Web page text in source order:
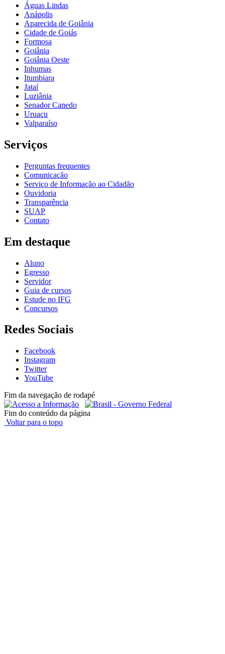
Águas Lindas
Anápolis
Aparecida de Goiânia
Cidade de Goiás
Formosa
Goiânia
Goiânia Oeste
Inhumas
Itumbiara
Jataí
Luziânia
Senador Canedo
Uruaçu
Valparaíso
Serviços
Perguntas frequentes
Comunicação
Serviço de Informação ao Cidadão
Ouvidoria
Transparência
SUAP
Contato
Em destaque
Aluno
Egresso
Servidor
Guia de cursos
Estude no IFG
Concursos
Redes Sociais
Facebook
Instagram
Twitter
YouTube
Fim da navegação de rodapé
Fim do conteúdo da página
Voltar para o topo